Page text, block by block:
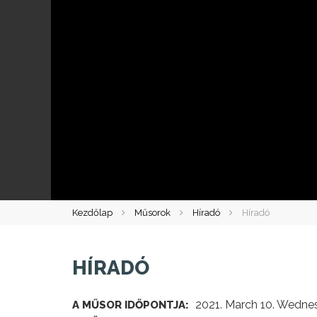
Kezdőlap Műsorok Híradó Híradó
HÍRADÓ
A MŰSOR IDŐPONTJA: 2021. March 10.